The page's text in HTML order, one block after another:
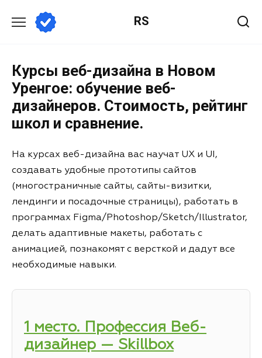
RS
Курсы веб-дизайна в Новом
Уренгое: обучение веб-
дизайнеров. Стоимость, рейтинг
школ и сравнение.
На курсах веб-дизайна вас научат UX и UI,
создавать удобные прототипы сайтов
(многостраничные сайты, сайты-визитки,
лендинги и посадочные страницы), работать в
программах Figma/Photoshop/Sketch/Illustrator,
делать адаптивные макеты, работать с
анимацией, познакомят с версткой и дадут все
необходимые навыки.
1 место. Профессия Веб-
дизайнер — Skillbox